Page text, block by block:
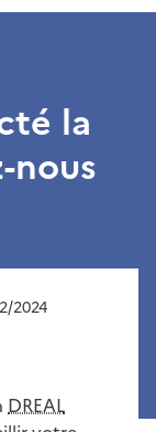
la
nous
2024
DREAL